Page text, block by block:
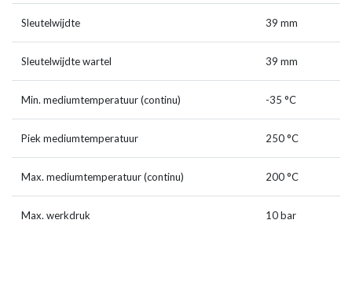
Sleutelwijdte 39 mm
Sleutelwijdte wartel 39 mm
Min. mediumtemperatuur (continu) -35 °C
Piek mediumtemperatuur 250 °C
Max. mediumtemperatuur (continu) 200 °C
Max. werkdruk 10 bar